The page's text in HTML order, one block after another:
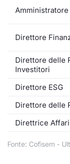
Direttore
Direttore delle
Investitori
Direttore ESG
Direttore delle
Direttrice
Fonte: Cofisem -